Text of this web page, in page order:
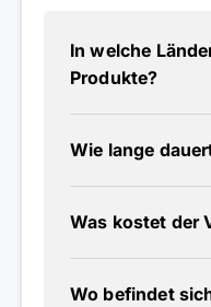
In welche
Produkte?
Wie lange
Was kostet der
Wo befindet